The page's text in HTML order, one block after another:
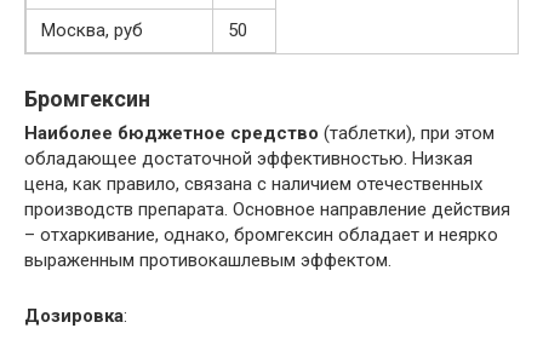
Москва, руб
50
Бромгексин
Наиболее бюджетное средство (таблетки), при этом
обладающее достаточной эффективностью. Низкая
цена, как правило, связана с наличием отечественных
производств препарата. Основное направление действия
– отхаркивание, однако, бромгексин обладает и неярко
выраженным противокашлевым эффектом.
Дозировка: